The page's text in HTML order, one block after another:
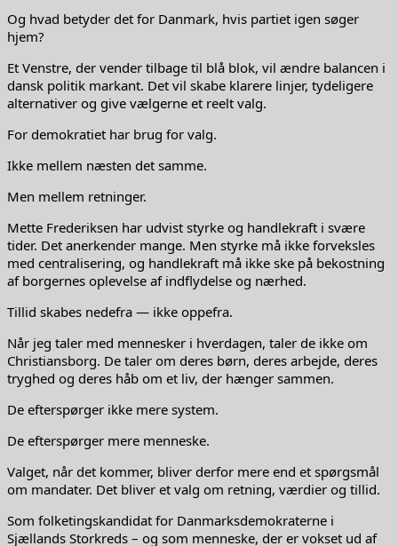
Og hvad betyder det for Danmark, hvis partiet igen søger
hjem?
Et Venstre, der vender tilbage til blå blok, vil ændre balancen i
dansk politik markant. Det vil skabe klarere linjer, tydeligere
alternativer og give vælgerne et reelt valg.
For demokratiet har brug for valg.
Ikke mellem næsten det samme.
Men mellem retninger.
Mette Frederiksen har udvist styrke og handlekraft i svære
tider. Det anerkender mange. Men styrke må ikke forveksles
med centralisering, og handlekraft må ikke ske på bekostning
af borgernes oplevelse af indflydelse og nærhed.
Tillid skabes nedefra — ikke oppefra.
Når jeg taler med mennesker i hverdagen, taler de ikke om
Christiansborg. De taler om deres børn, deres arbejde, deres
tryghed og deres håb om et liv, der hænger sammen.
De efterspørger ikke mere system.
De efterspørger mere menneske.
Valget, når det kommer, bliver derfor mere end et spørgsmål
om mandater. Det bliver et valg om retning, værdier og tillid.
Som folketingskandidat for Danmarksdemokraterne i
Sjællands Storkreds – og som menneske, der er vokset ud af